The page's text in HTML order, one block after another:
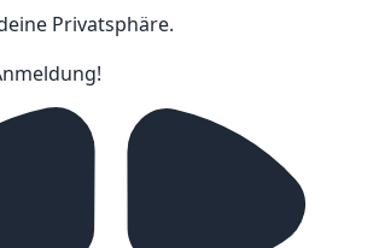
Privatsphäre.